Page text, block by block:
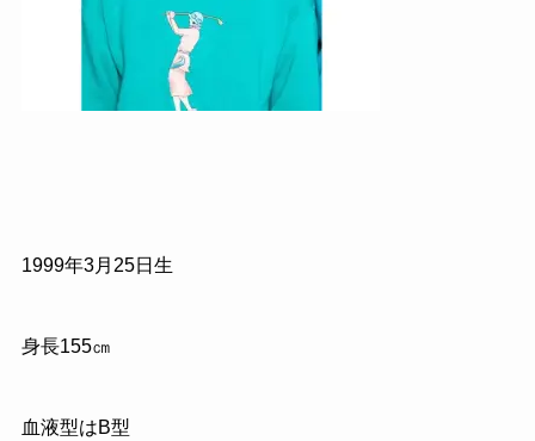
1999年3月25日生
身長155㎝
血液型はB型